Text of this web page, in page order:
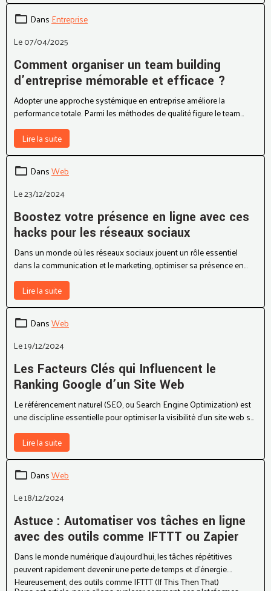
devient cruciale. Acheter une caméra espion sur un site spécialisé ne
constitue pas un simple acte commercial. Il s’agit d’un choix
stratégique qui répond à des critères précis de performance, de
fiabilité et d’accompagnement.
Comment organiser un team building
d’entreprise mémorable et efficace ?
Adopter une approche systémique en entreprise améliore la
performance totale. Parmi les méthodes de qualité figure le team
building qui est une réponse efficace pour souder les équipes. Que
ce soit pour intégrer de nouveaux collaborateurs, célébrer une
réussite ou simplement briser la routine, le team building séduit et
transforme les relations humaines au sein des organisations. Voici
un guide pour concevoir un moment fédérateur et adapté à vos
besoins.
Lire la suite
Boostez votre présence en ligne avec ces
hacks pour les réseaux sociaux
Dans un monde où les réseaux sociaux jouent un rôle essentiel
dans la communication et le marketing, optimiser sa présence en
ligne est devenu incontournable. Que vous soyez une entreprise
cherchant à élargir sa portée ou un influenceur souhaitant toucher
un public plus large, il existe des astuces simples et efficaces pour
tirer le meilleur parti des plateformes sociales. Voici un guide de
hacks qui vous aideront à booster votre visibilité et votre
engagement en ligne.
Lire la suite
Les Facteurs Clés qui Influencent le
Ranking Google d’un Site Web
Le référencement naturel (SEO, ou Search Engine Optimization) est
une discipline essentielle pour optimiser la visibilité d’un site web sur
Google. En dehors des campagnes publicitaires (SEA, ou Search
Engine Advertising), plusieurs facteurs déterminent comment un site
se positionne dans les résultats de recherche. Voici une exploration
détaillée des principaux éléments qui influencent le ranking Google,
accompagnée de graphiques pour mieux comprendre leur impact.
Lire la suite
Astuce : Automatiser vos tâches en ligne
avec des outils comme IFTTT ou Zapier
Dans le monde numérique d’aujourd’hui, les tâches répétitives
peuvent rapidement devenir une perte de temps et d’énergie.